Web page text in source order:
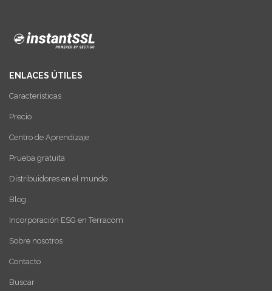
ENLACES ÚTILES
Características
Precio
Centro de Aprendizaje
Prueba gratuita
Distribuidores en el mundo
Blog
Incorporación ESG en Terracom
Sobre nosotros
Contacto
Buscar